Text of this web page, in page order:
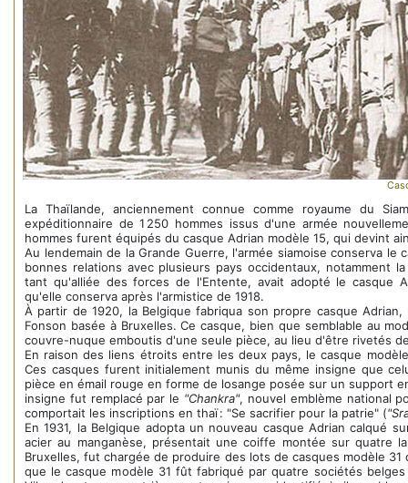
La Thaïlande, anciennement connue comme royaume du
expéditionnaire de 1 250 hommes issus d'une armée
hommes furent équipés du casque Adrian modèle 15, qui devint
Au lendemain de la Grande Guerre, l'armée siamoise conserva
bonnes relations avec plusieurs pays occidentaux, notamment
tant qu'alliée des forces de l'Entente, avait adopté le casque
qu'elle conserva après l'armistice de 1918.
À partir de 1920, la Belgique fabriqua son propre casque
Fonson basée à Bruxelles. Ce casque, bien que semblable au
couvre-nuque emboutis d'une seule pièce, au lieu d'être rivetés
En raison des liens étroits entre les deux pays, le casque
Ces casques furent initialement munis du même insigne que
pièce en émail rouge en forme de losange posée sur un support
insigne fut remplacé par le "Chankra", nouvel emblème national
comportait les inscriptions en thaï : "Se sacrifier pour la patrie" (
En 1931, la Belgique adopta un nouveau casque Adrian calqué
acier au manganèse, présentait une coiffe montée sur quatre
Bruxelles, fut chargée de produire des lots de casques modèle
que le casque modèle 31 fût fabriqué par quatre sociétés